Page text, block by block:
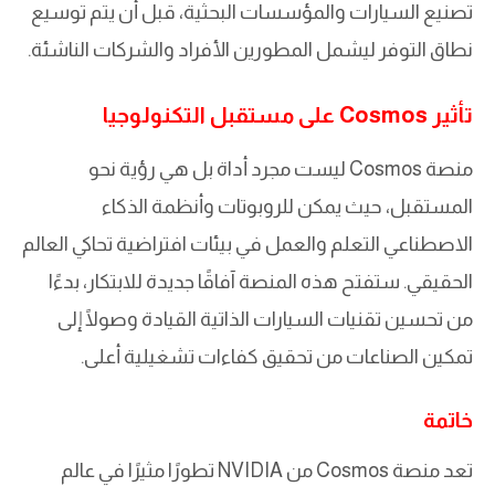
تصنيع السيارات والمؤسسات البحثية، قبل أن يتم توسيع
نطاق التوفر ليشمل المطورين الأفراد والشركات الناشئة.
تأثير Cosmos على مستقبل التكنولوجيا
منصة Cosmos ليست مجرد أداة بل هي رؤية نحو
المستقبل، حيث يمكن للروبوتات وأنظمة الذكاء
الاصطناعي التعلم والعمل في بيئات افتراضية تحاكي العالم
الحقيقي. ستفتح هذه المنصة آفاقًا جديدة للابتكار، بدءًا
من تحسين تقنيات السيارات الذاتية القيادة وصولًا إلى
تمكين الصناعات من تحقيق كفاءات تشغيلية أعلى.
خاتمة
تعد منصة Cosmos من NVIDIA تطورًا مثيرًا في عالم